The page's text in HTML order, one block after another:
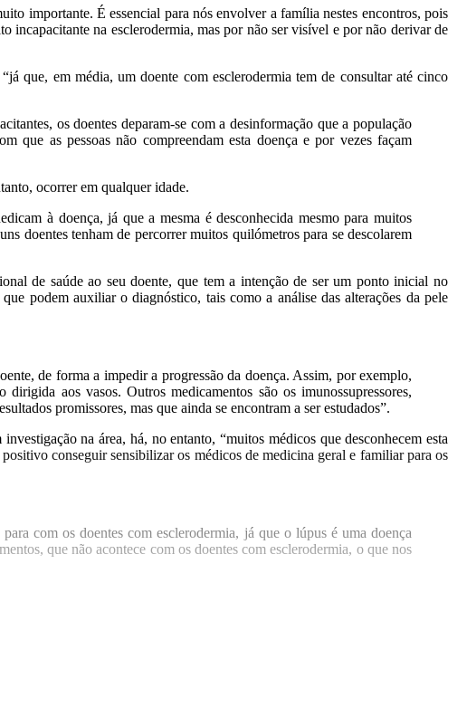
importante. É essencial para nós envolver a família nestes encontros, pois
incapacitante na esclerodermia, mas por não ser visível e por não derivar de
que, em média, um doente com esclerodermia tem de consultar até cinco
os doentes deparam-se com a desinformação que a população
que as pessoas não compreendam esta doença e por vezes façam
ocorrer em qualquer idade.
à doença, já que a mesma é desconhecida mesmo para muitos
doentes tenham de percorrer muitos quilómetros para se descolarem
de saúde ao seu doente, que tem a intenção de ser um ponto inicial no
podem auxiliar o diagnóstico, tais como a análise das alterações da pele
de forma a impedir a progressão da doença. Assim, por exemplo,
aos vasos. Outros medicamentos são os imunossupressores,
promissores, mas que ainda se encontram a ser estudados”.
na área, há, no entanto, “muitos médicos que desconhecem esta
conseguir sensibilizar os médicos de medicina geral e familiar para os
com os doentes com esclerodermia, já que o lúpus é uma doença
que não acontece com os doentes com esclerodermia, o que nos